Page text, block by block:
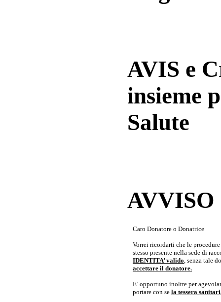
AVIS e
insieme
Salute
Caro Donatore o Donatrice
Vorrei ricordarti che le
stesso presente nella sede di
IDENTITA’ valido, senza tale
accettare il donatore.
E’ opportuno inoltre per
portare con se la tessera